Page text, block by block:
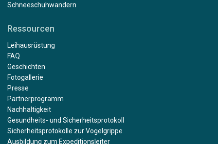
Schneeschuhwandern
Ressourcen
Leihausrüstung
FAQ
Geschichten
Fotogallerie
Presse
Partnerprogramm
Nachhaltigkeit
Gesundheits- und Sicherheitsprotokoll
Sicherheitsprotokolle zur Vogelgrippe
Ausbildung zum Expeditionsleiter